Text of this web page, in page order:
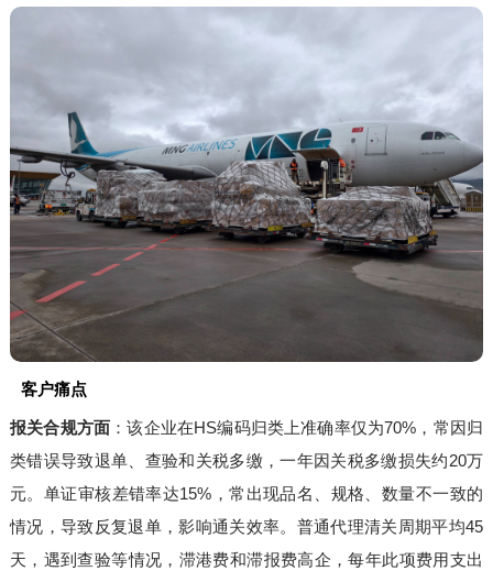
客户痛点
报关合规方面 ：该企业在HS编码归类上准确率仅为70%，常因归
类错误导致退单、查验和关税多缴，一年因关税多缴损失约20万
元。单证审核差错率达15%，常出现品名、规格、数量不一致的
情况，导致反复退单，影响通关效率。普通代理清关周期平均45
天，遇到查验等情况，滞港费和滞报费高企，每年此项费用支出